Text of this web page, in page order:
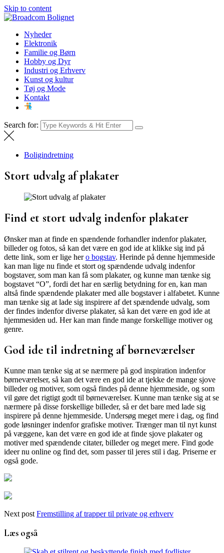
Skip to content
Broadcom Bolignet
NyhederNyheder
Elektronik
Familie og Børn
Hobby og Dyr
Industri og Erhverv
Kunst og kultur
Tøj og Mode
Kontakt
Search for:
Boligindretning
Stort udvalg af plakater
Find et stort udvalg indenfor plakater
Ønsker man at finde en spændende forhandler indenfor plakater,
billeder og fotos, så kan det være en god ide at klikke sig ind på
dette link, som er lige hero bogstav. Herinde på denne hjemmeside
kan man lige nu finde et stort og spændende udvalg indenfor
bogstaver, som man kan få som plakater, og kunne man tænke sig
bogstavet “O”, fordi det har en særlig betydning for en, kan man
altså finde spændende plakater med alle bogstaver i alfabetet. Kunne
man tænke sig at lade sig inspirere af det spændende udvalg, som
der findes indenfor diverse plakater, så kan det være en god ide at
hjemmesiden ud. Her kan man finde mange forskellige motiver og
genre.
God ide til indretning af børneværelser
Kunne man tænke sig at se nærmere på god inspiration indenfor
børneværelser, så kan det være en god ide at tjekke de mange sjove
billeder og motiver, som også findes på denne hjemmeside, og som
vil gøre det rigtigt godt til børneværelser. Kunne man tænke sig at se
nærmere på disse forskellige billeder, så er det bare med lade sig
inspirere på denne hjemmeside. Undersøg meget mere i dag, og find
gode løsninger indenfor grafiske motiver. Trænger man til nyt kunst
på væggene, kan det være en god ide at finde sjove plakater og
motiver med spændende citater, billeder og meget mere. Find gode
ideer nu online og find det, som passer til jeres stil i dag. Priserne er
også gode.
Next post Fremstilling af trapper til private og erhverv
Læs også